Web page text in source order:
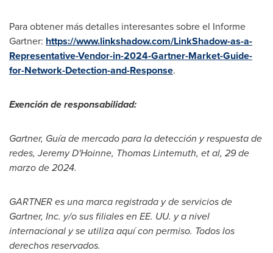
Para obtener más detalles interesantes sobre el Informe
Gartner: https://www.linkshadow.com/LinkShadow-as-a-
Representative-Vendor-in-2024-Gartner-Market-Guide-
for-Network-Detection-and-Response.
Exención de responsabilidad:
Gartner, Guía de mercado para la detección y respuesta de
redes, Jeremy D'Hoinne, Thomas Lintemuth, et al, 29 de
marzo de 2024.
GARTNER es una marca registrada y de servicios de
Gartner, Inc. y/o sus filiales en EE. UU. y a nivel
internacional y se utiliza aquí con permiso. Todos los
derechos reservados.